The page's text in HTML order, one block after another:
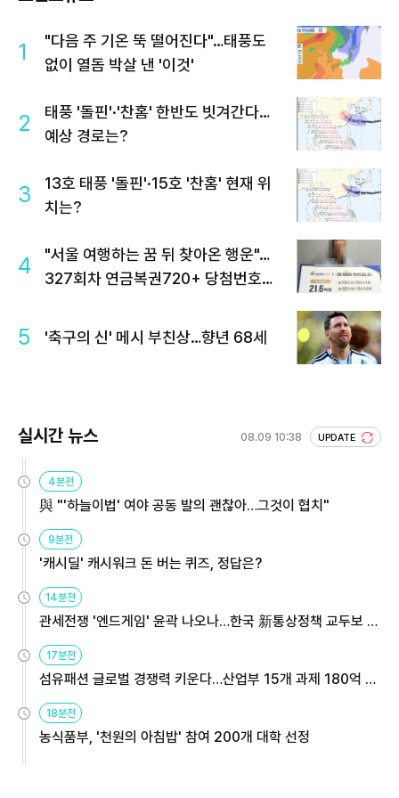
1
"다음 주 기온 뚝 떨어진다"…태풍도
없이 열돔 박살 낸 '이것'
2
태풍 '돌핀'·'찬홈' 한반도 빗겨간다…
예상 경로는?
3
13호 태풍 '돌핀'·15호 '찬홈' 현재 위
치는?
4
"서울 여행하는 꿈 뒤 찾아온 행운"…
327회차 연금복권720+ 당첨번호조
5 '축구의 신' 메시 부친상…향년 68세
실시간 뉴스 08.09 10:38 UPDATE
4분전
與 "'하늘이법' 여야 공동 발의 괜찮아…그것이 협치"
9분전
'캐시딜' 캐시워크 돈 버는 퀴즈, 정답은?
14분전
관세전쟁 '엔드게임' 윤곽 나오나…한국 新통상정책 교두보 활
17분전
섬유패션 글로벌 경쟁력 키운다…산업부 15개 과제 180억 지
18분전
농식품부, '천원의 아침밥' 참여 200개 대학 선정